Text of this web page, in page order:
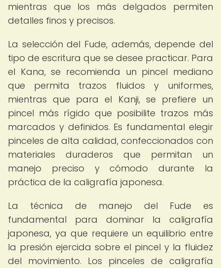
mientras que los más delgados permiten
detalles finos y precisos.
La selección del Fude, además, depende del
tipo de escritura que se desee practicar. Para
el Kana, se recomienda un pincel mediano
que permita trazos fluidos y uniformes,
mientras que para el Kanji, se prefiere un
pincel más rígido que posibilite trazos más
marcados y definidos. Es fundamental elegir
pinceles de alta calidad, confeccionados con
materiales duraderos que permitan un
manejo preciso y cómodo durante la
práctica de la caligrafía japonesa.
La técnica de manejo del Fude es
fundamental para dominar la caligrafía
japonesa, ya que requiere un equilibrio entre
la presión ejercida sobre el pincel y la fluidez
del movimiento. Los pinceles de caligrafía